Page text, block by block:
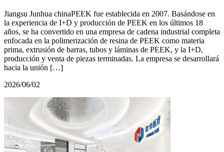
Jiangsu Junhua chinaPEEK fue establecida en 2007. Basándose en
la experiencia de I+D y producción de PEEK en los últimos 18
años, se ha convertido en una empresa de cadena industrial completa
enfocada en la polimerización de resina de PEEK como materia
prima, extrusión de barras, tubos y láminas de PEEK, y la I+D,
producción y venta de piezas terminadas. La empresa se desarrollará
hacia la unión […]
2026/06/02